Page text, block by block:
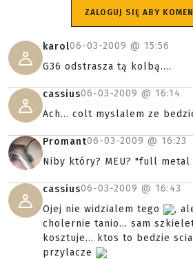
ZALOGUJ SIĘ ABY
karol06-03-2009 @ 15:56
G36 odstrasza tą kolbą....
cassius06-03-2009 @ 16:14
Ach... colt myslalem ze
Promant06-03-2009 @ 16:23
Niby który? MEU? "full metal
cassius06-03-2009 @ 16:43
Ojej nie widzialem tego
,
cholernie tanio... sam
kosztuje... ktos to bedzie
przylacze